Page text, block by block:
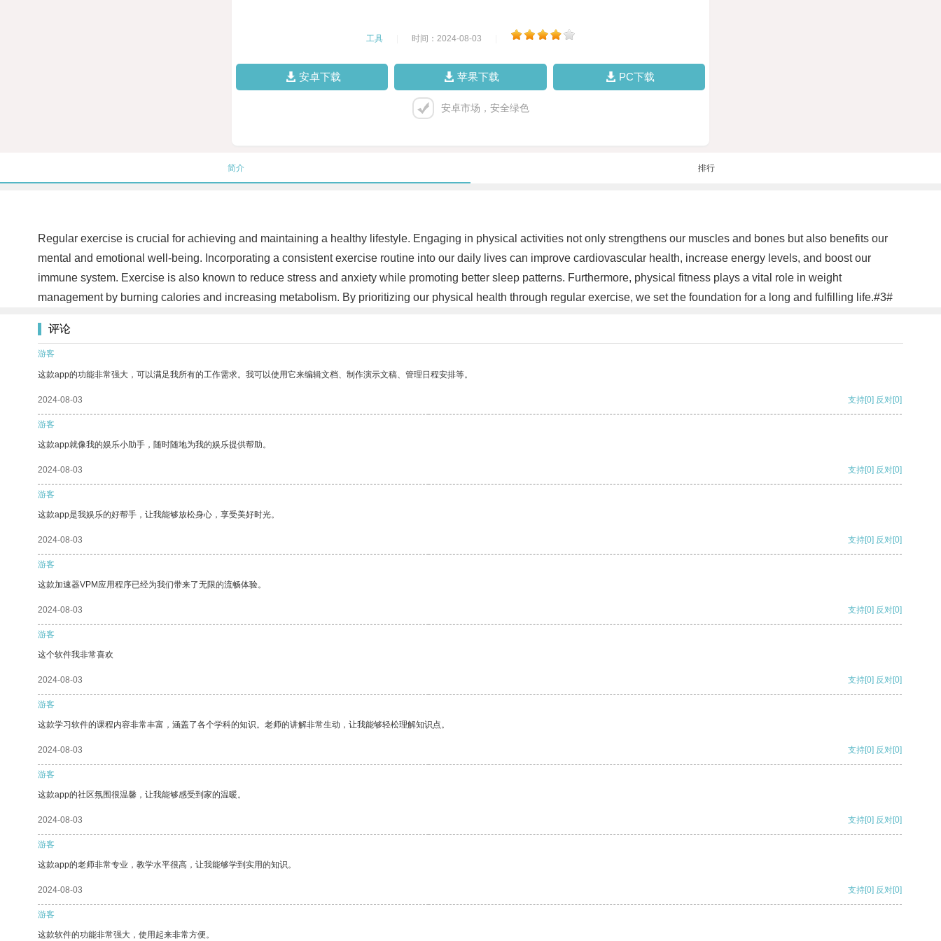
工具 时间：2024-08-03
安卓下载 苹果下载 PC下载
安卓市场，安全绿色
简介 排行
Regular exercise is crucial for achieving and maintaining a healthy lifestyle. Engaging in physical activities not only strengthens our muscles and bones but also benefits our
mental and emotional well-being. Incorporating a consistent exercise routine into our daily lives can improve cardiovascular health, increase energy levels, and boost our
immune system. Exercise is also known to reduce stress and anxiety while promoting better sleep patterns. Furthermore, physical fitness plays a vital role in weight
management by burning calories and increasing metabolism. By prioritizing our physical health through regular exercise, we set the foundation for a long and fulfilling life.#3#
评论
游客
这款app的功能非常强大，可以满足我所有的工作需求。我可以使用它来编辑文档、制作演示文稿、管理日程安排等。
2024-08-03 支持[0] 反对[0]
游客
这款app就像我的娱乐小助手，随时随地为我的娱乐提供帮助。
2024-08-03 支持[0] 反对[0]
游客
这款app是我娱乐的好帮手，让我能够放松身心，享受美好时光。
2024-08-03 支持[0] 反对[0]
游客
这款加速器VPM应用程序已经为我们带来了无限的流畅体验。
2024-08-03 支持[0] 反对[0]
游客
这个软件我非常喜欢
2024-08-03 支持[0] 反对[0]
游客
这款学习软件的课程内容非常丰富，涵盖了各个学科的知识。老师的讲解非常生动，让我能够轻松理解知识点。
2024-08-03 支持[0] 反对[0]
游客
这款app的社区氛围很温馨，让我能够感受到家的温暖。
2024-08-03 支持[0] 反对[0]
游客
这款app的老师非常专业，教学水平很高，让我能够学到实用的知识。
2024-08-03 支持[0] 反对[0]
游客
这款软件的功能非常强大，使用起来非常方便。